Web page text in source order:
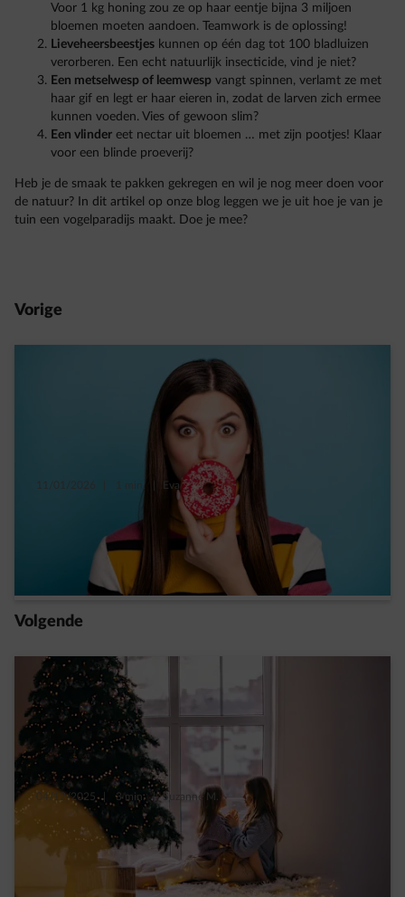
Voor 1 kg honing zou ze op haar eentje bijna 3 miljoen
bloemen moeten aandoen. Teamwork is de oplossing!
Lieveheersbeestjes kunnen op één dag tot 100 bladluizen
verorberen. Een echt natuurlijk insecticide, vind je niet?
Een metselwesp of leemwesp vangt spinnen, verlamt ze met
haar gif en legt er haar eieren in, zodat de larven zich ermee
kunnen voeden. Vies of gewoon slim?
Een vlinder eet nectar uit bloemen … met zijn pootjes! Klaar
voor een blinde proeverij?
Heb je de smaak te pakken gekregen en wil je nog meer doen voor
de natuur? In dit artikel op onze blog leggen we je uit hoe je van je
tuin een vogelparadijs maakt. Doe je mee?
Vorige
Eva
Net als de verborgen suikers in onze
voeding speelt CO2 graag verstoppertje
Read more
Volgende
04/12/2025 | 3 min. | Suzanne M.
A Slow Christmas, want wie duurzaam feest,
geniet meer